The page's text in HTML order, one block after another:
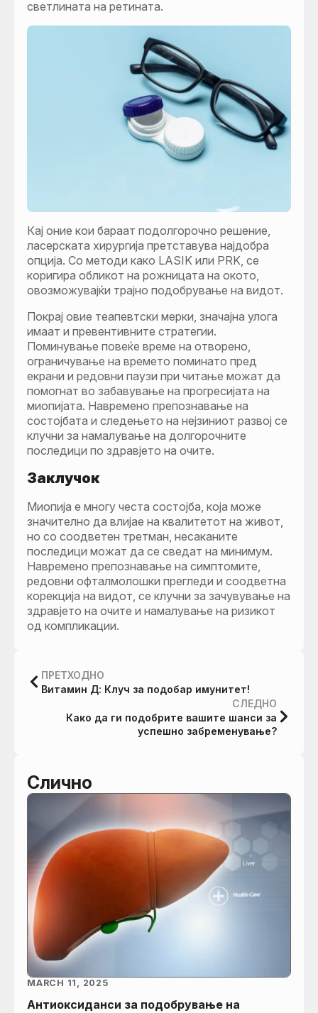
светлината на ретината.
Кај оние кои бараат подолгорочно решение,
ласерската хирургија претставува најдобра
опција. Со методи како LASIK или PRK, се
коригира обликот на рожницата на окото,
овозможувајќи трајно подобрување на видот.
Покрај овие теапевтски мерки, значајна улога
имаат и превентивните стратегии.
Поминување повеќе време на отворено,
ограничување на времето поминато пред
екрани и редовни паузи при читање можат да
помогнат во забавување на прогресијата на
миопијата. Навремено препознавање на
состојбата и следењето на нејзиниот развој се
клучни за намалување на долгорочните
последици по здравјето на очите.
Заклучок
Миопија е многу честа состојба, која може
значително да влијае на квалитетот на живот,
но со соодветен третман, несаканите
последици можат да се сведат на минимум.
Навремено препознавање на симптомите,
редовни офталмолошки прегледи и соодветна
корекција на видот, се клучни за зачувување на
здравјето на очите и намалување на ризикот
од компликации.
ПРЕТХОДНО
Витамин Д: Клуч за подобар имунитет!
СЛЕДНО
Како да ги подобрите вашите шанси за
успешно забременување?
Слично
Aнтиоксиданси за подобрување на
MARCH 11, 2025